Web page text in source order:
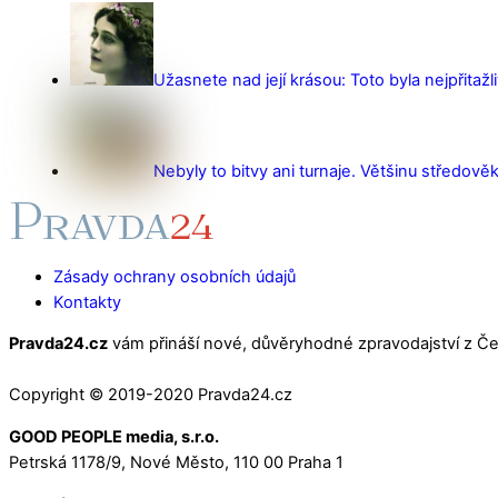
Užasnete nad její krásou: Toto byla
Nebyly to bitvy ani turnaje. Většinu
Zásady ochrany osobních údajů
Kontakty
Pravda24.cz vám přináší nové, důvěryhodné zpravodajství z
Copyright © 2019-2020 Pravda24.cz
GOOD PEOPLE media, s.r.o.
Petrská 1178/9, Nové Město, 110 00 Praha 1